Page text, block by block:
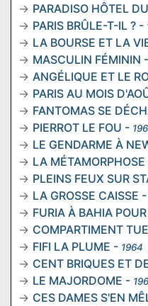
PARADISO HÔTEL
PARIS BRÛLE-T-IL ? -
LA BOURSE ET LA
MASCULIN FÉMININ -
ANGÉLIQUE ET LE
PARIS AU MOIS
FANTOMAS SE
PIERROT LE FOU -
LE GENDARME À
LA
PLEINS FEUX SUR
LA GROSSE CAISSE -
FURIA À BAHIA
COMPARTIMENT
FIFI LA PLUME - 1964
CENT BRIQUES ET
LE MAJORDOME -
CES DAMES S'EN